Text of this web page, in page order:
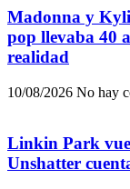
Madonna y
pop llevaba 40
realidad
10/08/2026 No hay
Linkin Park
Unshatter